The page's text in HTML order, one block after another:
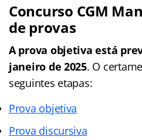
Concurso CGM
de provas
A prova objetiva está
janeiro de 2025. O
seguintes etapas:
Prova objetiva
Prova discursiva